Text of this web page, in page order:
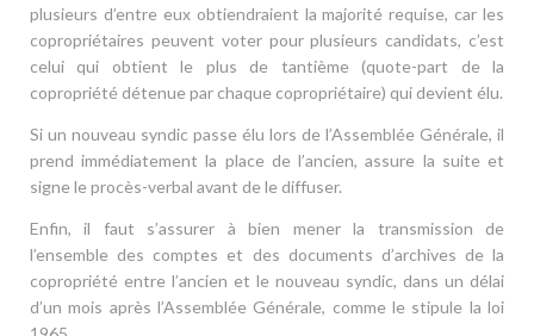
plusieurs d’entre eux obtiendraient la majorité requise, car les
copropriétaires peuvent voter pour plusieurs candidats, c’est
celui qui obtient le plus de tantième (quote-part de la
copropriété détenue par chaque copropriétaire) qui devient élu.
Si un nouveau syndic passe élu lors de l’Assemblée Générale, il
prend immédiatement la place de l’ancien, assure la suite et
signe le procès-verbal avant de le diffuser.
Enfin, il faut s’assurer à bien mener la transmission de
l’ensemble des comptes et des documents d’archives de la
copropriété entre l’ancien et le nouveau syndic, dans un délai
d’un mois après l’Assemblée Générale, comme le stipule la loi